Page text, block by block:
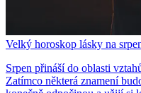
Velký horoskop lásky na
Srpen přináší do oblasti
Zatímco některá znamení